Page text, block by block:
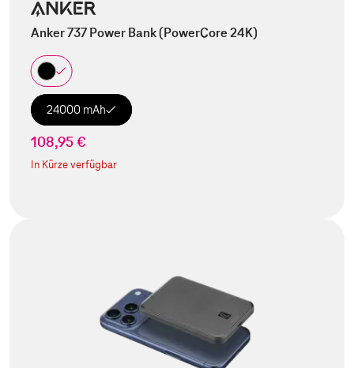
Anker 737 Power Bank (PowerCore 24K)
24000 mAh
108,95 €
In Kürze verfügbar